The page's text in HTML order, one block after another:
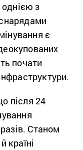
однією з
є
почати
після 24
Станом
країні